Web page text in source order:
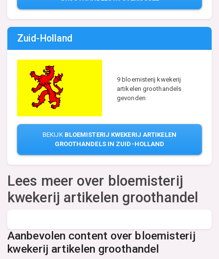
Zuid-Holland
9 bloemisterij kwekerij
artikelen groothandels
gevonden
BEKIJK BLOEMISTERIJ KWEKERIJ ARTIKELEN
GROOTHANDELS IN ZUID-HOLLAND
Lees meer over bloemisterij
kwekerij artikelen groothandel
Aanbevolen content over bloemisterij
kwekerij artikelen groothandel